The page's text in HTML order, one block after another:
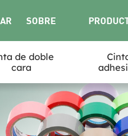
SOBRE
NOSOTROS
de doble
cara